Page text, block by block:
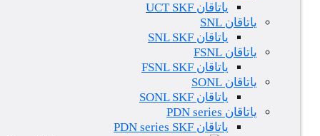
یاتاقان UCT SKF
یاتاقان SNL
یاتاقان SNL SKF
یاتاقان FSNL
یاتاقان FSNL SKF
یاتاقان SONL
یاتاقان SONL SKF
یاتاقان PDN series
یاتاقان PDN series SKF